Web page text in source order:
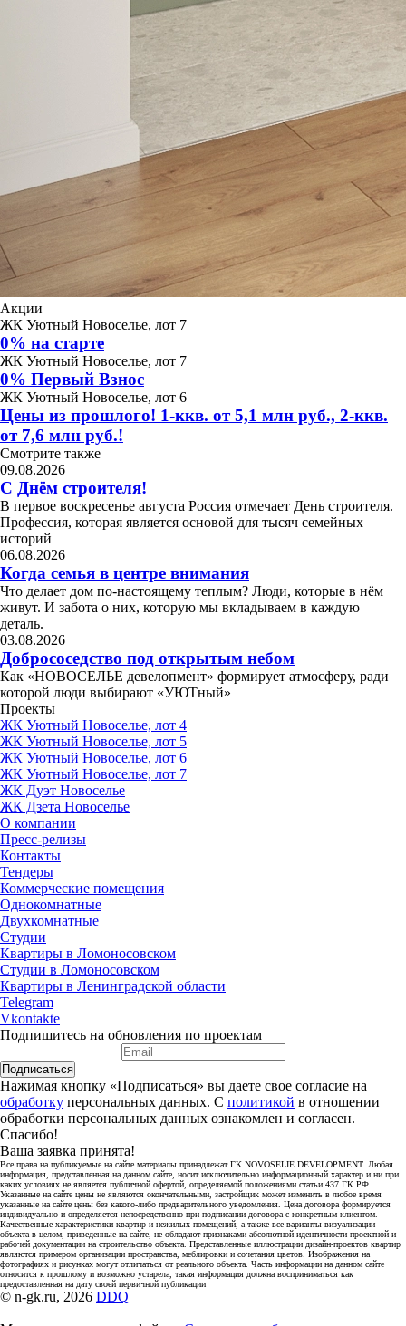
Акции
ЖК Уютный Новоселье, лот 7
0% на старте
ЖК Уютный Новоселье, лот 7
0% Первый Взнос
ЖК Уютный Новоселье, лот 6
Цены из прошлого! 1-ккв. от 5,1 млн руб., 2-ккв.
от 7,6 млн руб.!
Смотрите также
09.08.2026
С Днём строителя!
В первое воскресенье августа Россия отмечает День строителя.
Профессия, которая является основой для тысяч семейных
историй
06.08.2026
Когда семья в центре внимания
Что делает дом по-настоящему теплым? Люди, которые в нём
живут. И забота о них, которую мы вкладываем в каждую
деталь.
03.08.2026
Добрососедство под открытым небом
Как «НОВОСЕЛЬЕ девелопмент» формирует атмосферу, ради
которой люди выбирают «УЮТный»
Проекты
ЖК Уютный Новоселье, лот 4
ЖК Уютный Новоселье, лот 5
ЖК Уютный Новоселье, лот 6
ЖК Уютный Новоселье, лот 7
ЖК Дуэт Новоселье
ЖК Дзета Новоселье
О компании
Пресс-релизы
Контакты
Тендеры
Коммерческие помещения
Однокомнатные
Двухкомнатные
Студии
Квартиры в Ломоносовском
Студии в Ломоносовском
Квартиры в Ленинградской области
Telegram
Vkontakte
Подпишитесь на обновления по проектам
Подписаться
Нажимая кнопку «Подписаться» вы даете свое согласие на
обработку персональных данных. С политикой в отношении
обработки персональных данных ознакомлен и согласен.
Спасибо!
Ваша заявка принята!
Все права на публикуемые на сайте материалы принадлежат ГК NOVOSELIE DEVELOPMENT. Любая
информация, представленная на данном сайте, носит исключительно информационный характер и ни при
каких условиях не является публичной офертой, определяемой положениями статьи 437 ГК РФ.
Указанные на сайте цены не являются окончательными, застройщик может изменить в любое время
указанные на сайте цены без какого-либо предварительного уведомления. Цена договора формируется
индивидуально и определяется непосредственно при подписании договора с конкретным клиентом.
Качественные характеристики квартир и нежилых помещений, а также все варианты визуализации
объекта в целом, приведенные на сайте, не обладают признаками абсолютной идентичности проектной и
рабочей документации на строительство объекта. Представленные иллюстрации дизайн-проектов квартир
являются примером организации пространства, меблировки и сочетания цветов. Изображения на
фотографиях и рисунках могут отличаться от реального объекта. Часть информации на данном сайте
относится к прошлому и возможно устарела, такая информация должна восприниматься как
предоставленная на дату своей первичной публикации
© n-gk.ru, 2026 DDQ